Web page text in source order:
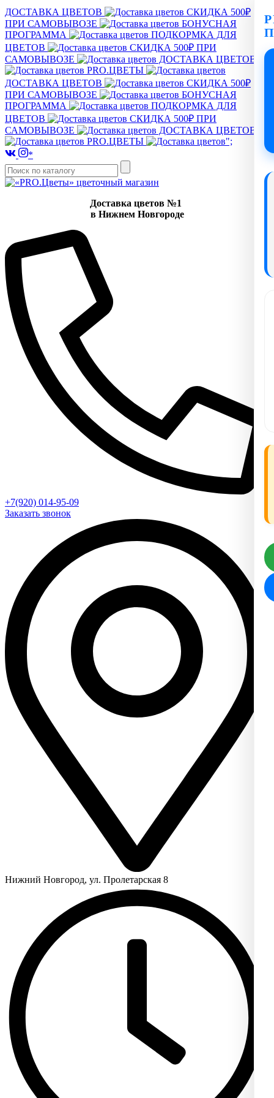
ДОСТАВКА ЦВЕТОВ
СКИДКА 500₽
ПРИ САМОВЫВОЗЕ
БОНУСНАЯ
ПРОГРАММА
ПОДКОРМКА ДЛЯ
ЦВЕТОВ
СКИДКА 500₽ ПРИ
САМОВЫВОЗЕ
ДОСТАВКА ЦВЕТОВ
PRO.ЦВЕТЫ
ДОСТАВКА ЦВЕТОВ
СКИДКА 500₽
ПРИ САМОВЫВОЗЕ
БОНУСНАЯ
ПРОГРАММА
ПОДКОРМКА ДЛЯ
ЦВЕТОВ
СКИДКА 500₽ ПРИ
САМОВЫВОЗЕ
ДОСТАВКА ЦВЕТОВ
PRO.ЦВЕТЫ
";
*
Доставка цветов №1
в Нижнем Новгороде
+7(920) 014-95-09
Заказать звонок
Нижний Новгород, ул. Пролетарская 8